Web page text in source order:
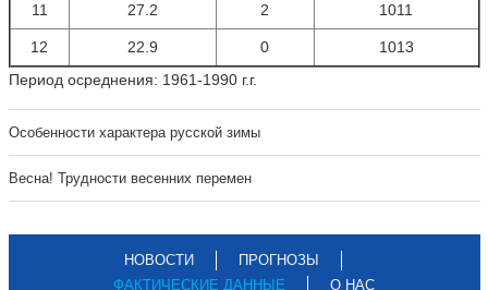
11 27.2 2 1011
12 22.9 0
1013
Период осреднения: 1961-1990 г.г.
Особенности характера русской зимы
Весна! Трудности весенних перемен
НОВОСТИ
ПРОГНОЗЫ
ФАКТИЧЕСКИЕ ДАННЫЕ
О НАС